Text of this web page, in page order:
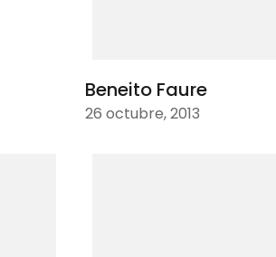
Beneito Faure
26 octubre, 2013